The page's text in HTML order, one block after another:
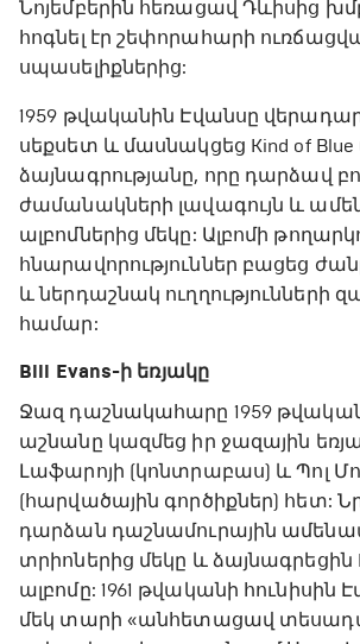
Նոյեմբերին հեռացավ Դևիսից
հոգնել էր շեփորահարի
սպասելիքներից:
1959 թվականին Էվանսը
սեքսետ և մասնակցեց Kind of Blue
ձայնագրությանը, որը դարձավ
ժամանակների լավագույն և
ալբոմներից մեկը: Ալբոմի
հնարավորություններ բացեց
և ներդաշնակ ուղղությունների
համար:
Bill Evans-ի եռյակը
Ջազ դաշնակահարը 1959
աշնանը կազմեց իր ջազային
Լաֆարոյի (կոնտրաբաս) և Պոլ
(հարվածային գործիքներ) հետ:
դարձան դաշնամուրային
տրիոներից մեկը և ձայնագրեցին
ալբոմը: 1961 թվականի հունիսին
մեկ տարի «անհետացավ